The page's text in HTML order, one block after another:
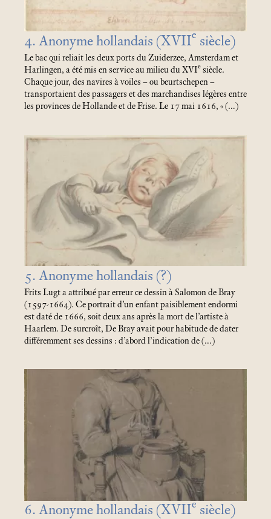
4. Anonyme hollandais (XVIIe siècle)
Le bac qui reliait les deux ports du Zuiderzee, Amsterdam et
Harlingen, a été mis en service au milieu du XVIe siècle.
Chaque jour, des navires à voiles – ou beurtschepen –
transportaient des passagers et des marchandises légères entre
les provinces de Hollande et de Frise. Le 17 mai 1616, «(…)
5. Anonyme hollandais (?)
Frits Lugt a attribué par erreur ce dessin à Salomon de Bray
(1597-1664). Ce portrait d’un enfant paisiblement endormi
est daté de 1666, soit deux ans après la mort de l’artiste à
Haarlem. De surcroît, De Bray avait pour habitude de dater
différemment ses dessins : d’abord l’indication de (…)
6. Anonyme hollandais (XVIIe siècle)